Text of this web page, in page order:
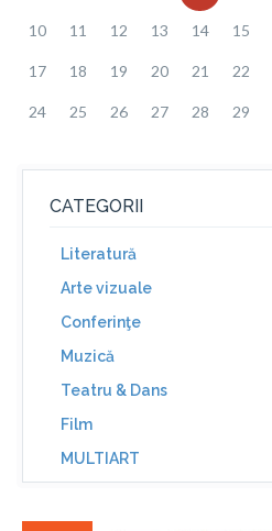
10 11 12 13 14 15
17 18 19 20 21 22
24 25 26 27 28 29
CATEGORII
Literatură
Arte vizuale
Conferinţe
Muzică
Teatru & Dans
Film
MULTIART